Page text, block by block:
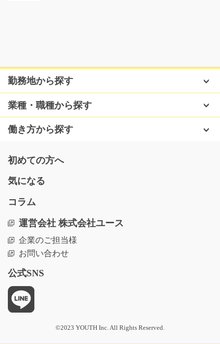
りません★ PCスキル…
長期（3ヶ月以上）
時給1200円
三重県鈴鹿市
組立・検査 夜勤専属 カーナビ扱います/y11_00
夜勤専属☆高時給案件★電動ドライバーを使用したカー
ナビゲーションの組立…
長期（3ヶ月以上）
長野県伊那市
勤務地から探す
業種・職種から探す
働き方から探す
初めての方へ
気になる
コラム
運営会社 株式会社ユース
企業のご担当様
お問い合わせ
公式SNS
©2023 YOUTH Inc. All Rights Reserved.